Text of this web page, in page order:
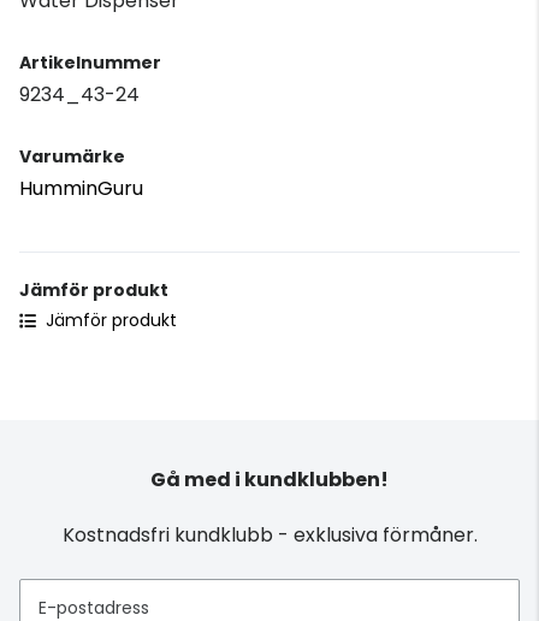
Artikelnummer
9234_43-24
Varumärke
HumminGuru
Jämför produkt
Jämför produkt
Gå med i kundklubben!
Kostnadsfri kundklubb - exklusiva förmåner.
E-postadress